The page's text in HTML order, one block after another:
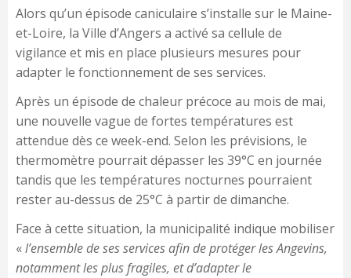
Alors qu’un épisode caniculaire s’installe sur le Maine-
et-Loire, la Ville d’Angers a activé sa cellule de
vigilance et mis en place plusieurs mesures pour
adapter le fonctionnement de ses services.
Après un épisode de chaleur précoce au mois de mai,
une nouvelle vague de fortes températures est
attendue dès ce week-end. Selon les prévisions, le
thermomètre pourrait dépasser les 39°C en journée
tandis que les températures nocturnes pourraient
rester au-dessus de 25°C à partir de dimanche.
Face à cette situation, la municipalité indique mobiliser
«l’ensemble de ses services afin de protéger les Angevins,
notamment les plus fragiles, et d’adapter le